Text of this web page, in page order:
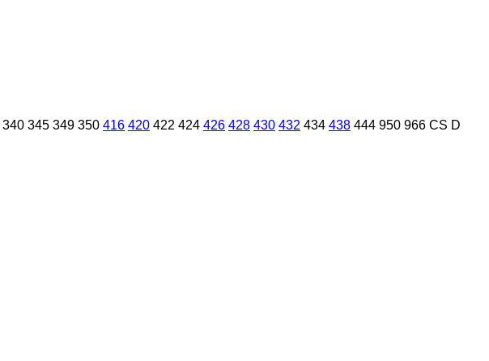
340 345 349 350 416 420 422 424 426 428 430 432 434 438 444 950 966 CS D